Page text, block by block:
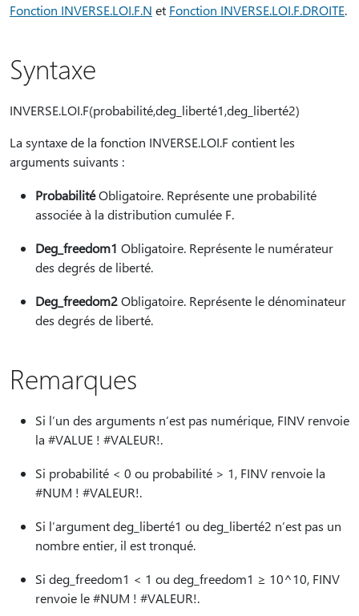
Fonction INVERSE.LOI.F.N et Fonction INVERSE.LOI.F.DROITE.
Syntaxe
INVERSE.LOI.F(probabilité,deg_liberté1,deg_liberté2)
La syntaxe de la fonction INVERSE.LOI.F contient les
arguments suivants :
ProbabilitéObligatoire. Représente une probabilité
associée à la distribution cumulée F.
Deg_freedom1 Obligatoire. Représente le numérateur
des degrés de liberté.
Deg_freedom2Obligatoire. Représente le dénominateur
des degrés de liberté.
Remarques
Si l’un des arguments n’est pas numérique, FINV renvoie
la #VALUE ! #VALEUR!.
Si probabilité < 0 ou probabilité > 1, FINV renvoie la
#NUM ! #VALEUR!.
Si l’argument deg_liberté1 ou deg_liberté2 n’est pas un
nombre entier, il est tronqué.
Si deg_freedom1 < 1 ou deg_freedom1 ≥ 10^10, FINV
renvoie le #NUM ! #VALEUR!.